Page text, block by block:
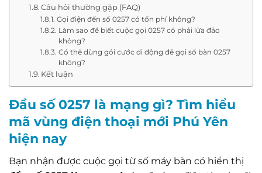
Câu hỏi thường gặp (FAQ)
Gọi điện đến số 0257 có tốn phí không?
Làm sao để biết cuộc gọi 0257 có phải lừa đảo
không?
Có thể dùng gói cước di động để gọi số bàn 0257
không?
Kết luận
Đầu số 0257 là mạng gì? Tìm hiểu
mã vùng điện thoại mới Phú Yên
hiện nay
Bạn nhận được cuộc gọi từ số máy bàn có hiển thị